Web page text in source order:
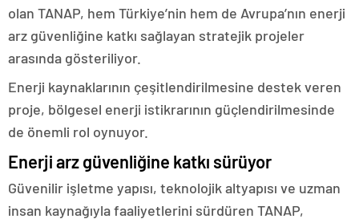
olan TANAP, hem Türkiye’nin hem de Avrupa’nın enerji
arz güvenliğine katkı sağlayan stratejik projeler
arasında gösteriliyor.
Enerji kaynaklarının çeşitlendirilmesine destek veren
proje, bölgesel enerji istikrarının güçlendirilmesinde
de önemli rol oynuyor.
Enerji arz güvenliğine katkı sürüyor
Güvenilir işletme yapısı, teknolojik altyapısı ve uzman
insan kaynağıyla faaliyetlerini sürdüren TANAP,